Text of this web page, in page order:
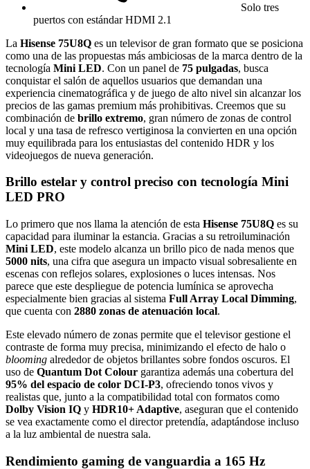
Solo tres
puertos con estándar HDMI 2.1
La Hisense 75U8Q es un televisor de gran formato que se posiciona
como una de las propuestas más ambiciosas de la marca dentro de la
tecnología Mini LED. Con un panel de 75 pulgadas, busca
conquistar el salón de aquellos usuarios que demandan una
experiencia cinematográfica y de juego de alto nivel sin alcanzar los
precios de las gamas premium más prohibitivas. Creemos que su
combinación de brillo extremo, gran número de zonas de control
local y una tasa de refresco vertiginosa la convierten en una opción
muy equilibrada para los entusiastas del contenido HDR y los
videojuegos de nueva generación.
Brillo estelar y control preciso con tecnología Mini
LED PRO
Lo primero que nos llama la atención de esta Hisense 75U8Q es su
capacidad para iluminar la estancia. Gracias a su retroiluminación
Mini LED, este modelo alcanza un brillo pico de nada menos que
5000 nits, una cifra que asegura un impacto visual sobresaliente en
escenas con reflejos solares, explosiones o luces intensas. Nos
parece que este despliegue de potencia lumínica se aprovecha
especialmente bien gracias al sistema Full Array Local Dimming,
que cuenta con 2880 zonas de atenuación local.
Este elevado número de zonas permite que el televisor gestione el
contraste de forma muy precisa, minimizando el efecto de halo o
blooming alrededor de objetos brillantes sobre fondos oscuros. El
uso de Quantum Dot Colour garantiza además una cobertura del
95% del espacio de color DCI-P3, ofreciendo tonos vivos y
realistas que, junto a la compatibilidad total con formatos como
Dolby Vision IQ y HDR10+ Adaptive, aseguran que el contenido
se vea exactamente como el director pretendía, adaptándose incluso
a la luz ambiental de nuestra sala.
Rendimiento gaming de vanguardia a 165 Hz